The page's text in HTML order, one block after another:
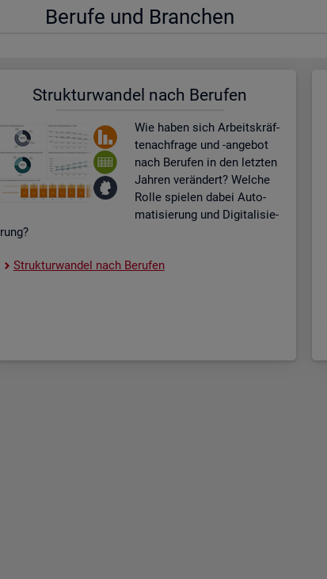
Be­ru­fe und Bran­chen
Struk­tur­wan­del nach Be­ru­fen
Wie haben sich Ar­beits­kräf­
te­nach­fra­ge und -an­ge­bot
nach Be­ru­fen in den letz­ten
Jah­ren ver­än­dert? Wel­che
Rolle spie­len dabei Au­to­
ma­ti­sie­rung und Di­gi­ta­li­sie­
rung?
Struk­tur­wan­del nach Be­ru­fen